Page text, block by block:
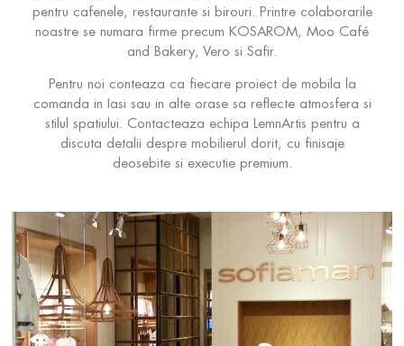
pentru cafenele, restaurante si birouri. Printre colaborarile
noastre se numara firme precum KOSAROM, Moo Café
and Bakery, Vero si Safir.
Pentru noi conteaza ca fiecare proiect de mobila la
comanda in Iasi sau in alte orase sa reflecte atmosfera si
stilul spatiului. Contacteaza echipa LemnArtis pentru a
discuta detalii despre mobilierul dorit, cu finisaje
deosebite si executie premium.